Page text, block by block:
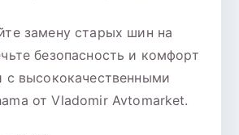
замену старых шин на
безопасность и комфорт
с высококачественными
от Vladomir Avtomarket.